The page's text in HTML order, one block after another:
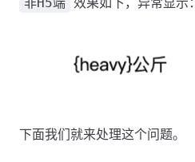
下面我们就来处理这个问题。